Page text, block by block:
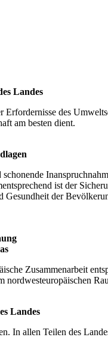
Landes
des
am besten dient.
ist der
der
Zusammenarbeit
nordwesteuropäischen
Landes
In allen Teilen des